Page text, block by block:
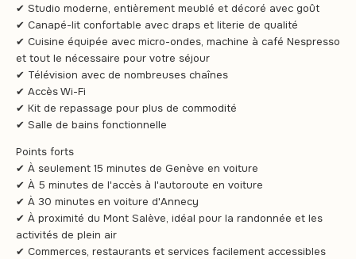
✔ Studio moderne, entièrement meublé et décoré avec goût
✔ Canapé-lit confortable avec draps et literie de qualité
✔ Cuisine équipée avec micro-ondes, machine à café Nespresso
et tout le nécessaire pour votre séjour
✔ Télévision avec de nombreuses chaînes
✔ Accès Wi-Fi
✔ Kit de repassage pour plus de commodité
✔ Salle de bains fonctionnelle
Points forts
✔ À seulement 15 minutes de Genève en voiture
✔ À 5 minutes de l'accès à l'autoroute en voiture
✔ À 30 minutes en voiture d'Annecy
✔ À proximité du Mont Salève, idéal pour la randonnée et les
activités de plein air
✔ Commerces, restaurants et services facilement accessibles